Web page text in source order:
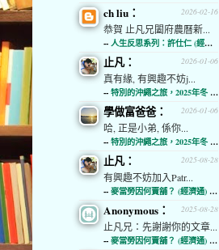
2026-02-16
ch liu：
恭賀 止凡兄闔府農曆新...
-- 人生反思系列：許仕仁 (經濟通)
2026-01-06
止凡：
真有緣, 有興趣不妨j...
-- 特別的沖繩之旅，2025年冬 (經濟通)
2026-01-06
學做富爸爸：
哈, 正是小弟, 係你...
-- 特別的沖繩之旅，2025年冬 (經濟通)
2025-08-28
止凡：
有興趣不妨加入Patr...
-- 麥當勞因何賣舖？ (經濟通) (略)
2025-08-28
Anonymous：
止凡兄：先謝謝你的文章...
-- 麥當勞因何賣舖？ (經濟通) (略)